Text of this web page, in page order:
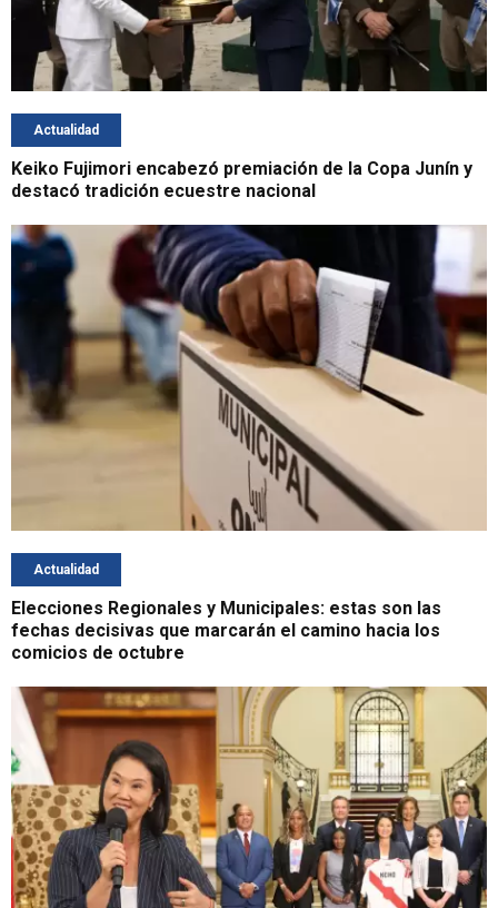
Actualidad
Keiko Fujimori encabezó premiación de la Copa Junín y
destacó tradición ecuestre nacional
Actualidad
Elecciones Regionales y Municipales: estas son las
fechas decisivas que marcarán el camino hacia los
comicios de octubre